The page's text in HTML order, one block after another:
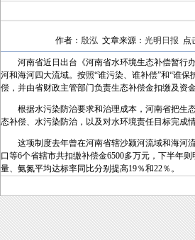
作者： 殷泓文章来源： 光明日报 点
河南省近日出台《河南省水环境生态补偿暂行办
河和海河四大流域。按照“谁污染、谁补偿”和“谁
偿，并由省财政主管部门负责生态补偿金扣缴及资金
根据水污染防治要求和治理成本，河南省把生态
态补偿、水污染防治，以及对水环境责任目标完成
这项制度去年曾在河南省辖沙颍河流域和海河流
口等6个省辖市共扣缴补偿金6500多万元，下半年
量、氨氮平均达标率同比分别提高19％和22％。